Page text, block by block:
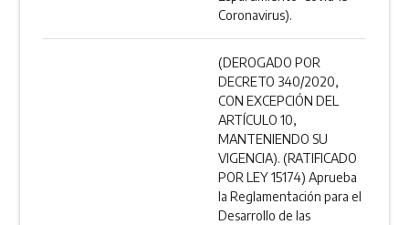
Coronavirus).
(DEROGADO POR
DECRETO 340/2020,
CON EXCEPCIÓN DEL
ARTÍCULO 10,
MANTENIENDO SU
VIGENCIA). (RATIFICADO
POR LEY 15174) Aprueba
la Reglamentación para el
Desarrollo de las